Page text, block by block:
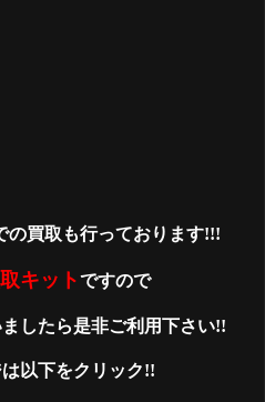
の買取も行っております!!!
キットですので
したら是非ご利用下さい!!
以下をクリック!!